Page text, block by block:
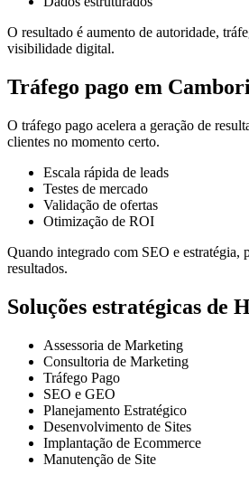
O resultado é aumento de autoridade,
visibilidade digital.
Tráfego pago em
O tráfego pago acelera a geração de
clientes no momento certo.
Escala rápida de leads
Testes de mercado
Validação de ofertas
Otimização de ROI
Quando integrado com SEO e estratégia,
resultados.
Soluções estratégicas de
Assessoria de Marketing
Consultoria de Marketing
Tráfego Pago
SEO e GEO
Planejamento Estratégico
Desenvolvimento de Sites
Implantação de Ecommerce
Manutenção de Site